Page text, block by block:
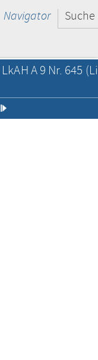
Navigator Suche
A 9 Nr. 645